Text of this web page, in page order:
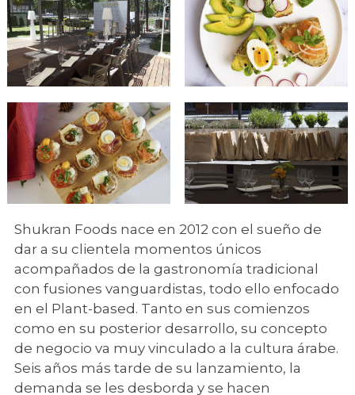
Shukran Foods nace en 2012 con el sueño de
dar a su clientela momentos únicos
acompañados de la gastronomía tradicional
con fusiones vanguardistas, todo ello enfocado
en el Plant-based. Tanto en sus comienzos
como en su posterior desarrollo, su concepto
de negocio va muy vinculado a la cultura árabe.
Seis años más tarde de su lanzamiento, la
demanda se les desborda y se hacen